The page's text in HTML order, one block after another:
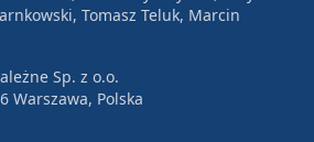
Tomasz Teluk, Marcin
Sp. z o.o.
Warszawa, Polska